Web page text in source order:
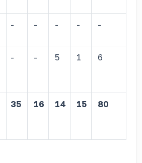
- - - - -
- - 5 1 6
35 16 14 15 80